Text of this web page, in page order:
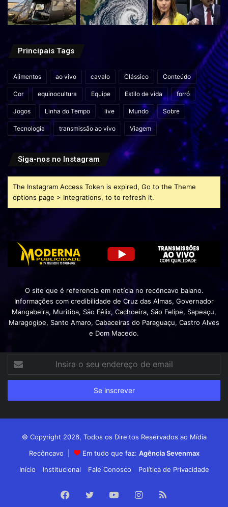
Principais Tags
Alimentos ao vivo cavalo Clássico Conteúdo
Cor equinocultura Equipe Estilo de vida forró
Jogos Linha do Tempo live Mundo Sobre
Tecnologia transmissão ao vivo Viagem
Siga-nos no Instagram
The Instagram Access Token is expired, Go to the Theme
options page > Integrations, to to refresh it.
O site que é referencia em notícia no recôncavo baiano.
Informações com credibilidade de Cruz das Almas, Governador
Mangabeira, Muritiba, São Félix, Cachoeira, São Felipe, Sapeaçu,
Maragogipe, Santo Amaro, Cabaceiras do Paraguaçu, Castro Alves
e Dom Macedo.
seu
de
© Copyright 2026, Todos os Direitos Reservados ao Mídia
Recôncavo |
Em tudo que faz: Agência Sevenmax
Início
Institucional Fale Conosco Política de Privacidade
Facebook
TwitterYouTubeInstagram
RSS